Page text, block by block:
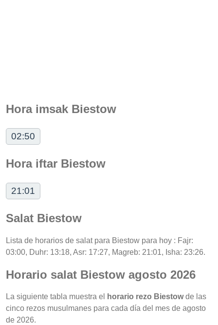
Hora imsak Biestow
02:50
Hora iftar Biestow
21:01
Salat Biestow
Lista de horarios de salat para Biestow para hoy : Fajr:
03:00, Duhr: 13:18, Asr: 17:27, Magreb: 21:01, Isha: 23:26.
Horario salat Biestow agosto 2026
La siguiente tabla muestra el horario rezo Biestowde las
cinco rezos musulmanes para cada día del mes de agosto
de 2026.